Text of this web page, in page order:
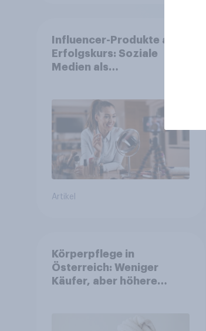
Influencer-Produkte auf
Erfolgskurs: Soziale
Medien als
Artikel
Körperpflege in
Österreich: Weniger
Käufer, aber höhere